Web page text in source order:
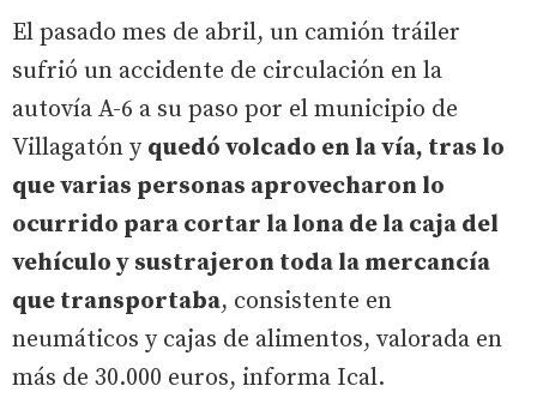
El pasado mes de abril, un camión tráiler
sufrió un accidente de circulación en la
autovía A-6 a su paso por el municipio de
Villagatón y quedó volcado en la vía, tras lo
que varias personas aprovecharon lo
ocurrido para cortar la lona de la caja del
vehículo y sustrajeron toda la mercancía
que transportaba, consistente en
neumáticos y cajas de alimentos, valorada en
más de 30.000 euros, informa Ical.